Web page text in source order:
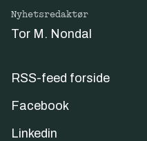
Nyhetsredaktør
Tor M. Nondal
RSS-feed forside
Facebook
Linkedin